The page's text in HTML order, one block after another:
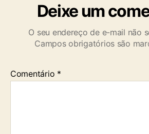
Deixe um
O seu endereço de e-mail não
Campos obrigatórios são
Comentário *